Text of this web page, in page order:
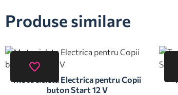
Produse similare
Motocicleta Electrica pentru Copii
buton Start 12 V